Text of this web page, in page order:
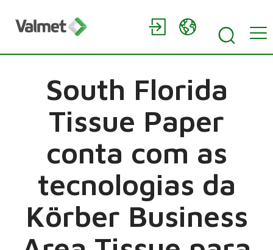
South Florida
Tissue Paper
conta com as
tecnologias da
Körber Business